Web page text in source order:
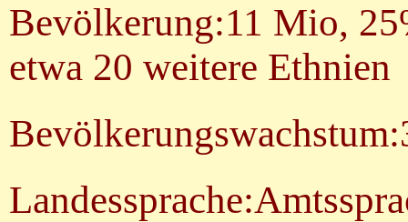
Bevölkerung:11 Mio,
etwa 20 weitere Ethnien